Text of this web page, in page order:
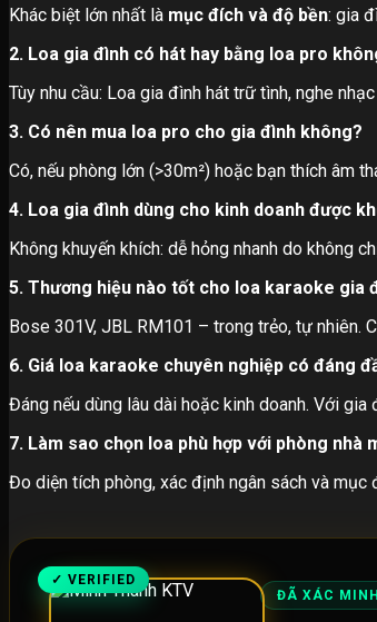
Khác biệt lớn nhất là mục đích và độ bền: gia
2. Loa gia đình có hát hay bằng loa pro
Tùy nhu cầu: Loa gia đình hát trữ tình, nghe
3. Có nên mua loa pro cho gia đình không?
Có, nếu phòng lớn (>30m²) hoặc bạn thích âm
4. Loa gia đình dùng cho kinh doanh được
Không khuyến khích: dễ hỏng nhanh do không
5. Thương hiệu nào tốt cho loa karaoke gia
Bose 301V, JBL RM101 – trong trẻo, tự nhiên.
6. Giá loa karaoke chuyên nghiệp có đáng
Đáng nếu dùng lâu dài hoặc kinh doanh. Với
7. Làm sao chọn loa phù hợp với phòng nhà
Đo diện tích phòng, xác định ngân sách và mục
✓ VERIFIED
ĐÃ XÁC